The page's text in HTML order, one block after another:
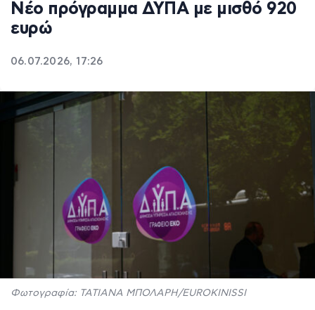
Νέο πρόγραμμα ΔΥΠΑ με μισθό 920
ευρώ
06.07.2026, 17:26
Φωτογραφία: ΤΑΤΙΑΝΑ ΜΠΟΛΑΡΗ/EUROKINISSI